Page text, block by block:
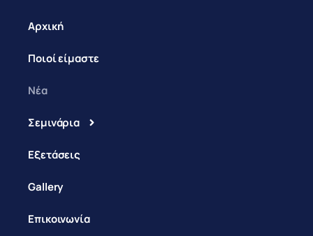
Αρχική
Ποιοί είμαστε
Νέα
Σεμινάρια
Εξετάσεις
Gallery
Επικοινωνία